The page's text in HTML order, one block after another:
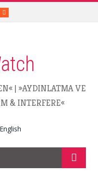
nsuwatchnsuwatch
RSS
| »AYDINLATMA VE
& INTERFERE«
English